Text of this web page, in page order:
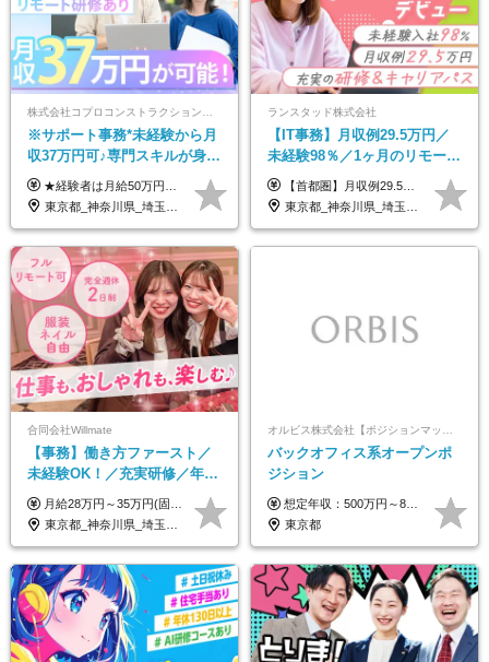
※サポート事務*未経験から月
収37万円可♪専門スキルが身に
付く！Web面接＆リモート研
修も充実♪/a
★経験者は月給50万円～90万円 【首都圏】 月給30万1230円〜 ⇒基本22万7000円+地域6万4230円+皆勤1万円 【群馬/栃木/茨城】 月給28万1090円〜 ⇒基本23万4000円+地域3万7090円+皆勤1万円 【大阪/京都/兵庫】 月給30万130円〜 ⇒基本23万5000円+地域5万5130円+皆勤1万円 【静岡/愛知/岐阜/三重】 月給28万5840円〜 ⇒基本23万円+地域4万5840円+皆勤1万円 【北海道】 月給25万2960円〜 ⇒基本22万4000円+地域1万8960円+皆勤1万円 【福岡/佐賀/長崎/大分/熊本】 月給25万800円〜 ⇒基本21万8000円+地域2万2800円+皆勤1万円 【宮城/山形/福島】 月給25万580円〜 ⇒基本21万8000円+地域2万2580円+皆勤1万円 【広島/岡山/山口】 月給27万1090円〜 ⇒基本23万4000円+地域2万7090円+皆勤1万円 ※残業代は1分単位で全額支給（みなし残業制度なし） ※上記給与は最低支給額です。経験・能力に応じて決定致します ※試用期間1ヶ月、最大6ヶ月まで延長する可能性あり(条件変更なし) ※今期より新賃金体系へ移行しました。詳細は面接時にご説明します
東京都_神奈川県_埼玉県_大阪府_愛知県_北海道_宮城県_広島県_福岡県
ランスタッド株式会社
【IT事務】月収例29.5万円／
未経験98％／1ヶ月のリモート
研修／既卒・第二新卒歓迎／
年間休日123日/OW
【首都圏】月収例29.5万円（月給26万円＋諸手当） 【東海・関西】月収例28.5万円（月給25万円＋諸手当） 【九州】月収例26万円（月給23万円＋諸手当） ※経験・スキル・前職給与を踏まえ、総合的に判断して決定します。 例：首都圏 月収例31万円（月給27万円＋諸手当） ◆各種手当 ・通勤手当（上限4万円まで） ・残業代手当（1分単位で全額支給） ※固定残業代制は採用しておりません ・資格取得支援 ◆昇給：年1回 ◆補足 ・研修中1ヶ月間は、時給1670円となります。 ・試用期間6ヶ月あり。その間の待遇に変更はありません。 ※詳細は面接時にご案内します。
東京都_神奈川県_埼玉県_千葉県_大阪府_愛知県_兵庫県_京都府_福岡県
合同会社Willmate
【事務】働き方ファースト／
未経験OK！／充実研修／年休
127日～／残業なし／平均20代
／リモートOK
月給28万円～35万円(固定残業代含む)+インセンティブ＋各種手当 ※経験・能力等を考慮の上、決定します。 ※残業はほとんどありませんが、発生した場合は時間外手当を100％支給します。 【固定残業代について】 なし（残業代は、実際の労働時間に応じて別途全額支給）
東京都_神奈川県_埼玉県_千葉県_大阪府_愛知県_北海道_青森県_岩手県_宮城県_秋田県_山形県_福島県_茨城県_栃木県_群馬県_新潟県_山梨県_長野県_富山県_石川県_福井県_静岡県_岐阜県_三重県_兵庫県_京都府_滋賀県_奈良県_和歌山県_広島県_岡山県_鳥取県_島根県_山口県_徳島県_香川県_愛媛県_高知県_福岡県_熊本県_佐賀県_長崎県_大分県_宮崎県_鹿児島県_沖縄県_海外
バックオフィス系オープンポ
ジション
想定年収：500万円～800万円 ※ご経験やスキルに応じて決定します。 ※上記想定年収はあくまでも目安の金額であり、 選考を通じて上下する可能性があります。
東京都